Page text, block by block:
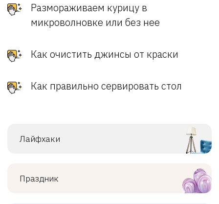
Размораживаем курицу в
микроволновке или без нее
Как очистить джинсы от краски
Как правильно сервировать стол
Лайфхаки
Праздник